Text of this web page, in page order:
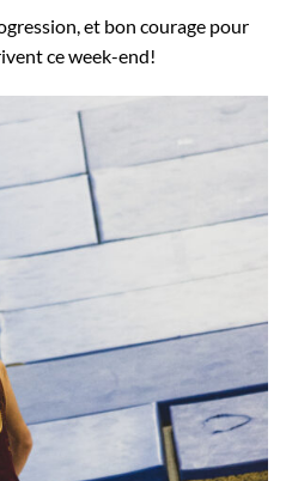
et bon courage pour
ce week-end!